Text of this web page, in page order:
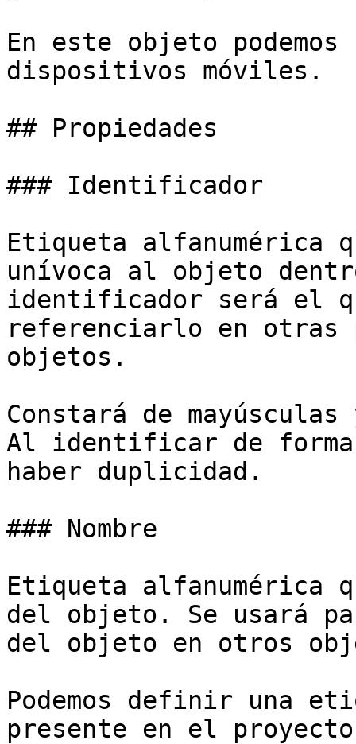
En este objeto
dispositivos móviles.
## Propiedades
### Identificador
Etiqueta alfanumérica
unívoca al objeto
identificador será el
referenciarlo en otras
objetos.
Constará de
Al identificar de forma
haber duplicidad.
### Nombre
Etiqueta alfanumérica
del objeto. Se usará
del objeto en otros
Podemos definir una
presente en el